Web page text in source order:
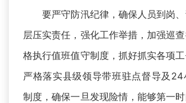
要严守防汛纪律，确保人员到岗、
层压实责任，强化工作举措，加强巡
格执行值班值守制度，抓好抓实各项工
严格落实县级领导带班驻点督导及24
制度，确保一旦发现险情，能够第一时